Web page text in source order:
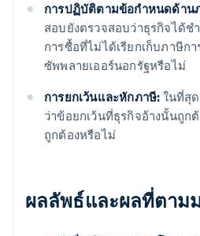
การปฏิบัติตามข้อกําหนดด้า
สอบยังตรวจสอบว่าธุรกิจได้
การซื้อที่ไม่ได้เรียกเก็บภาษีก
ซัพพลายเออร์นอกรัฐหรือไม่
การยกเว้นและหักภาษี: ในที่สุ
ว่าข้อยกเว้นที่ธุรกิจอ้างนั้นถูก
ถูกต้องหรือไม่
ผลลัพธ์และผลที่ตาม